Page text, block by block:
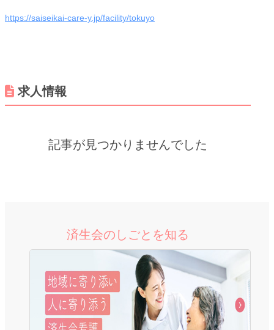
https://saiseikai-care-y.jp/facility/tokuyo
求人情報
記事が見つかりませんでした
済生会のしごとを知る